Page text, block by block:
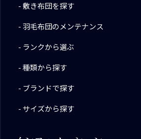
敷き布団を探す
羽毛布団のメンテナンス
ランクから選ぶ
種類から探す
ブランドで探す
サイズから探す